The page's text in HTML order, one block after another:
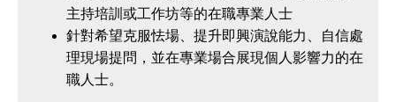
主持培訓或工作坊等的在職專業人士
針對希望克服怯場、提升即興演說能力、自信處
理現場提問，並在專業場合展現個人影響力的在
職人士。